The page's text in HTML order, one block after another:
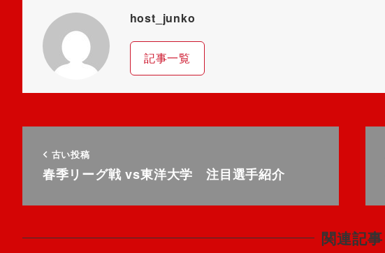
host_junko
記事一覧
古い投稿
春季リーグ戦 vs東洋大学 注目選手紹介
関連記事